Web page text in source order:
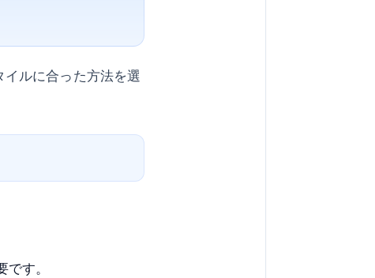
ルに合った方法を選
す。